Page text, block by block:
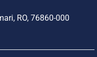
RO, 76860-000